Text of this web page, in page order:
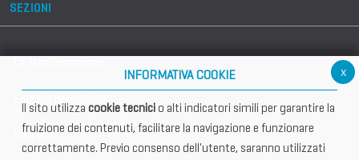
SEZIONI
Info utili
x
INFORMATIVA COOKIE
Il sito utilizza cookie tecnicio alti indicatori simili per garantire la
fruizione dei contenuti, facilitare la navigazione e funzionare
correttamente. Previo consenso dell'utente, saranno utilizzati